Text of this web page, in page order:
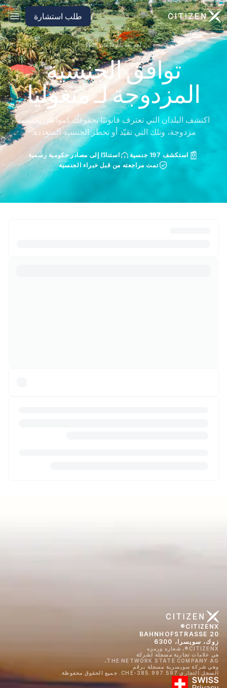
الانتقال إلى الصفحة الرئيسية لـ CitizenX طلب استشارة
آخر تحديث: 19 مايو 2026
توافق الجنسية
المزدوجة لـ منغوليا
اكتشف البلدان التي تعترف قانونيًا بحقوقك كمواطن بجنسية
مزدوجة، وتلك التي تقيّد أو تحظر الجنسية المتعددة.
استكشف 197 جنسية
استنادًا إلى مصادر حكومية رسمية
تمت مراجعته من قبل خبراء الجنسية
CITIZENX®
BAHNHOFSTRASSE 20
زوك، سويسرا، 6300
CITIZENX®، شعاره ورمزه
هي علامات تجارية مسجلة لشركة
THE NETWORK STATE COMPANY AG،
وهي شركة سويسرية مسجلة برقم
السجل التجاري CHE-385.997.597. جميع الحقوق محفوظة.